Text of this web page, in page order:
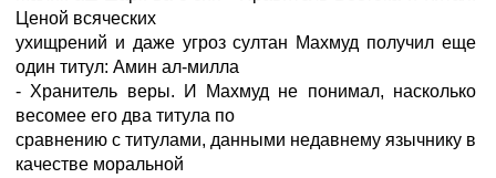
Ценой всяческих
ухищрений и даже угроз султан Махмуд получил еще
один титул: Амин ал-милла
- Хранитель веры. И Махмуд не понимал, насколько
весомее его два титула по
сравнению с титулами, данными недавнему язычнику в
качестве моральной